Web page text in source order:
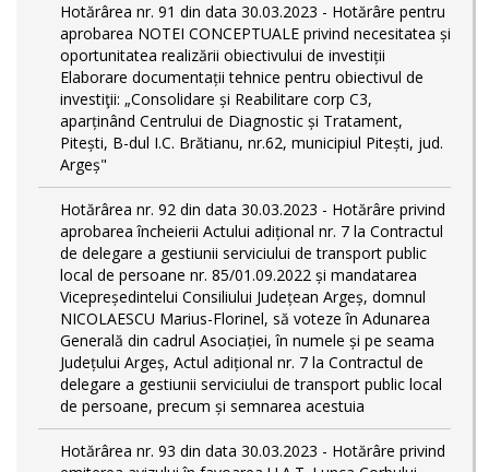
Hotărârea nr. 91 din data 30.03.2023 - Hotărâre pentru
aprobarea NOTEI CONCEPTUALE privind necesitatea și
oportunitatea realizării obiectivului de investiții
Elaborare documentații tehnice pentru obiectivul de
investiţii: „Consolidare și Reabilitare corp C3,
aparținând Centrului de Diagnostic și Tratament,
Pitești, B-dul I.C. Brătianu, nr.62, municipiul Pitești, jud.
Argeș"
Hotărârea nr. 92 din data 30.03.2023 - Hotărâre privind
aprobarea încheierii Actului adițional nr. 7 la Contractul
de delegare a gestiunii serviciului de transport public
local de persoane nr. 85/01.09.2022 și mandatarea
Vicepreședintelui Consiliului Județean Argeș, domnul
NICOLAESCU Marius-Florinel, să voteze în Adunarea
Generală din cadrul Asociației, în numele și pe seama
Județului Argeș, Actul adițional nr. 7 la Contractul de
delegare a gestiunii serviciului de transport public local
de persoane, precum și semnarea acestuia
Hotărârea nr. 93 din data 30.03.2023 - Hotărâre privind